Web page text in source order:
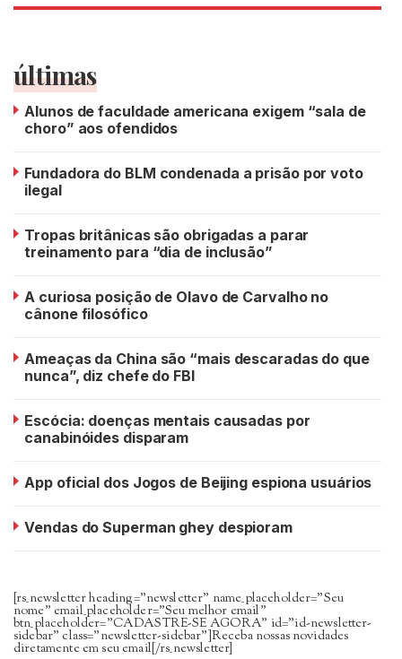
últimas
Alunos de faculdade americana exigem “sala de
choro” aos ofendidos
Fundadora do BLM condenada a prisão por voto
ilegal
Tropas britânicas são obrigadas a parar
treinamento para “dia de inclusão”
A curiosa posição de Olavo de Carvalho no
cânone filosófico
Ameaças da China são “mais descaradas do que
nunca”, diz chefe do FBI
Escócia: doenças mentais causadas por
canabinóides disparam
App oficial dos Jogos de Beijing espiona usuários
Vendas do Superman ghey despioram
[rs_newsletter heading=”newsletter” name_placeholder=”Seu
nome” email_placeholder=”Seu melhor email”
btn_placeholder=”CADASTRE-SE AGORA” id=”id-newsletter-
sidebar” class=”newsletter-sidebar”]Receba nossas novidades
diretamente em seu email[/rs_newsletter]